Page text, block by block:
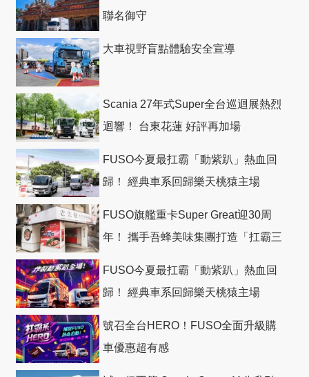
聯名御守
大車視野盲點體驗安全宣導
Scania 27年式Super全台巡迴展熱烈
迴響！ 台東花蓮 好評再加場
FUSO今夏最扛霸「動紫趴」熱血回
歸！ 經典車系回歸樂天桃猿主場
FUSO旗艦重卡Super Great迎30周
年！ 攜手吾蜂美味集團打造「扛霸三
FUSO今夏最扛霸「動紫趴」熱血回
歸！ 經典車系回歸樂天桃猿主場
號召全台HERO！FUSO全面升級購
車優惠超有感